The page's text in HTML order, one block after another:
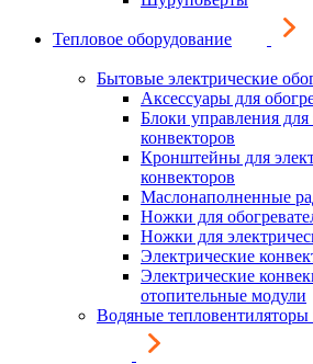
Тепловое оборудование
Бытовые электрические
Аксессуары для
Блоки управления для
конвекторов
Кронштейны для
конвекторов
Маслонаполненные
Ножки для
Ножки для
Электрические
Электрические
отопительные модули
Водяные